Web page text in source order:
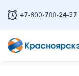
+7-800-700-24-57